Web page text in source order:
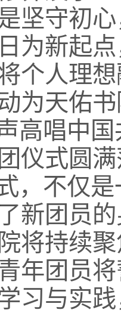
坚守初
为新起
个人理
为天佑
高唱中
仪式圆
，不仅
新团员
将持续
年团员
习与实